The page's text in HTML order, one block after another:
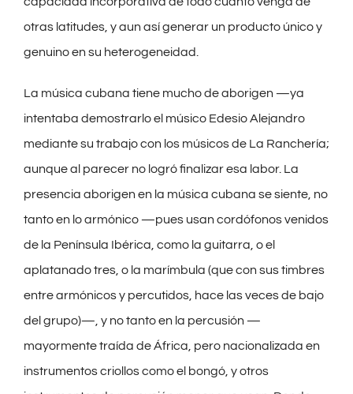
otras latitudes, y aun así generar un producto único y
genuino en su heterogeneidad.
La música cubana tiene mucho de aborigen —ya
intentaba demostrarlo el músico Edesio Alejandro
mediante su trabajo con los músicos de La Ranchería;
aunque al parecer no logró finalizar esa labor. La
presencia aborigen en la música cubana se siente, no
tanto en lo armónico —pues usan cordófonos venidos
de la Península Ibérica, como la guitarra, o el
aplatanado tres, o la marímbula (que con sus timbres
entre armónicos y percutidos, hace las veces de bajo
del grupo)—, y no tanto en la percusión —
mayormente traída de África, pero nacionalizada en
instrumentos criollos como el bongó, y otros